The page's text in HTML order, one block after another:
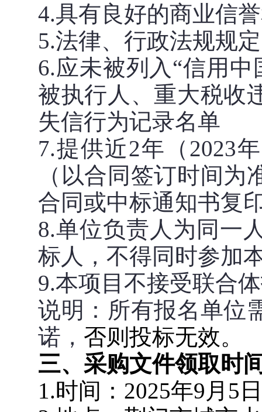
4.具有良好的商业信
5.法律、行政法规规
6.应未被列入“信用中
被执行人、重大税收
失信行为记录名单
7.提供近2年（2023
（以合同签订时间
合同或中标通知书复
8.单位负责人为同一
标人，不得同时参加
9.本项目不接受联合
说明：所有报名单位
诺， 否则投标无效。
三、采购文件领取时
1.时间：2025年9 月 5 日